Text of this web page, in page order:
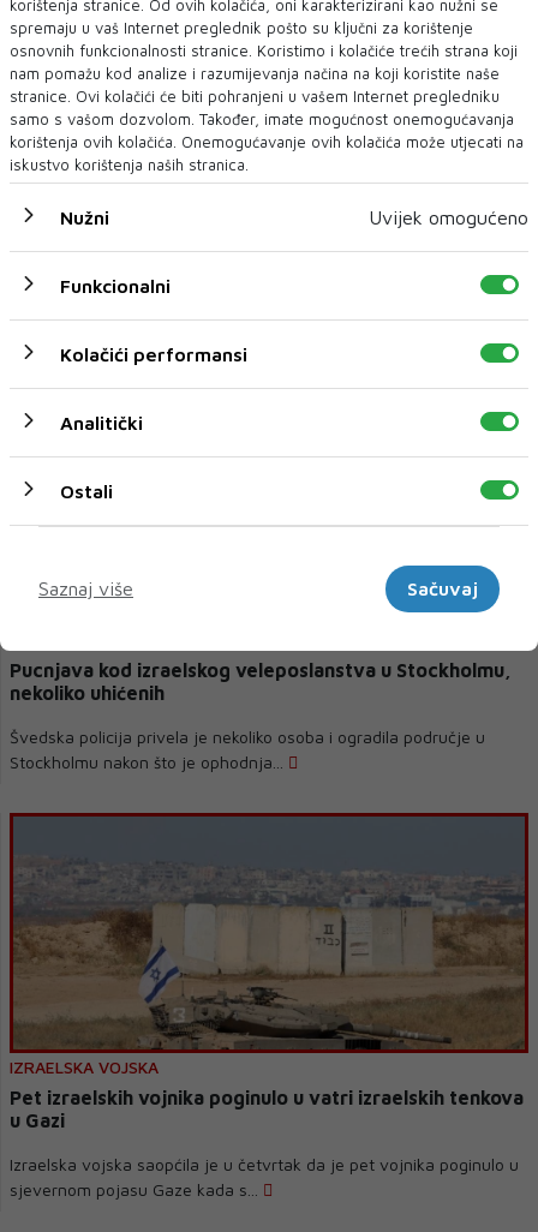
PRIVREMENO PRISTANIŠTE
Pucnjava kod izraelskog veleposlanstva u Stockholmu,
nekoliko uhićenih
Švedska policija privela je nekoliko osoba i ogradila područje u
Stockholmu nakon što je ophodnja...
IZRAELSKA VOJSKA
Pet izraelskih vojnika poginulo u vatri izraelskih tenkova
u Gazi
Izraelska vojska saopćila je u četvrtak da je pet vojnika poginulo u
sjevernom pojasu Gaze kada s...
korištenja stranice. Od ovih kolačića, oni karakterizirani kao nužni se
spremaju u vaš Internet preglednik pošto su ključni za korištenje
osnovnih funkcionalnosti stranice. Koristimo i kolačiće trećih strana koji
nam pomažu kod analize i razumijevanja načina na koji koristite naše
stranice. Ovi kolačići će biti pohranjeni u vašem Internet pregledniku
samo s vašom dozvolom. Također, imate mogućnost onemogućavanja
korištenja ovih kolačića. Onemogućavanje ovih kolačića može utjecati na
iskustvo korištenja naših stranica.
Nužni Uvijek omogućeno
Funkcionalni
Kolačići performansi
Analitički
Ostali
Saznaj više
Sačuvaj